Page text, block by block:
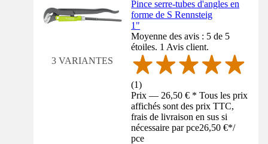
3 VARIANTES
Pince serre-tubes d'angles en
forme de S Rennsteig
1"
Moyenne des avis : 5 de 5
étoiles. 1 Avis client.
(1)
Prix — 26,50 € * Tous les prix
affichés sont des prix TTC,
frais de livraison en sus si
nécessaire par pce26,50 €*/
pce